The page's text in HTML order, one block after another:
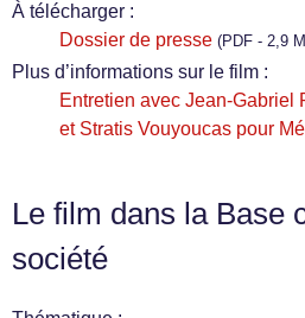
À télécharger :
Dossier de presse (PDF - 2,9
Plus d’informations sur le film :
Entretien avec Jean-Gabriel
et Stratis Vouyoucas pour
Le film dans la Base
société